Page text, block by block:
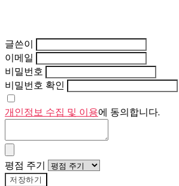
글쓴이
이메일
비밀번호
비밀번호 확인
개인정보 수집 및 이용에 동의합니다.
평점 주기
저장하기